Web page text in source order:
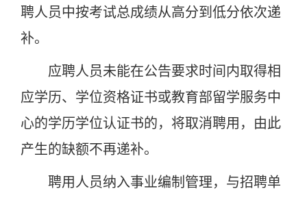
聘人员中按考试总成绩从高分到低分依次递
补。
应聘人员未能在公告要求时间内取得相
应学历、学位资格证书或教育部留学服务中
心的学历学位认证书的，将取消聘用，由此
产生的缺额不再递补。
聘用人员纳入事业编制管理，与招聘单